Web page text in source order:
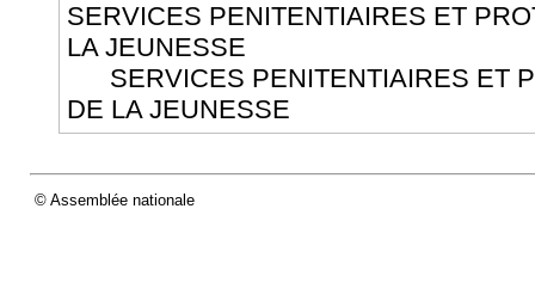
SERVICES PENITENTIAIRES ET
LA JEUNESSE
SERVICES PENITENTIAIRES ET
DE LA JEUNESSE
© Assemblée nationale